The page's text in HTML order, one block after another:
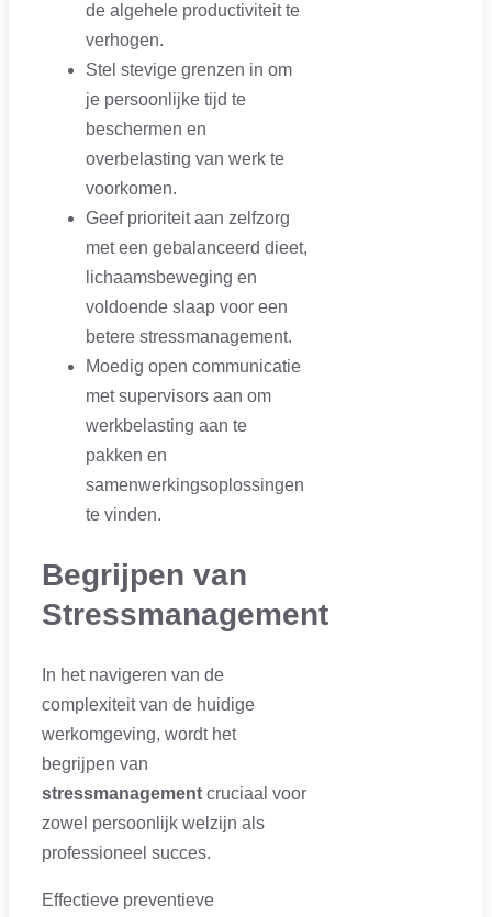
de algehele productiviteit te
verhogen.
Stel stevige grenzen in om
je persoonlijke tijd te
beschermen en
overbelasting van werk te
voorkomen.
Geef prioriteit aan zelfzorg
met een gebalanceerd dieet,
lichaamsbeweging en
voldoende slaap voor een
betere stressmanagement.
Moedig open communicatie
met supervisors aan om
werkbelasting aan te
pakken en
samenwerkingsoplossingen
te vinden.
Begrijpen van
Stressmanagement
In het navigeren van de
complexiteit van de huidige
werkomgeving, wordt het
begrijpen van
stressmanagement cruciaal voor
zowel persoonlijk welzijn als
professioneel succes.
Effectieve preventieve